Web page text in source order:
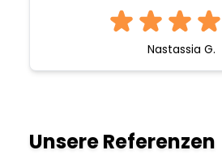
Nastassia G.
Unsere Referenzen